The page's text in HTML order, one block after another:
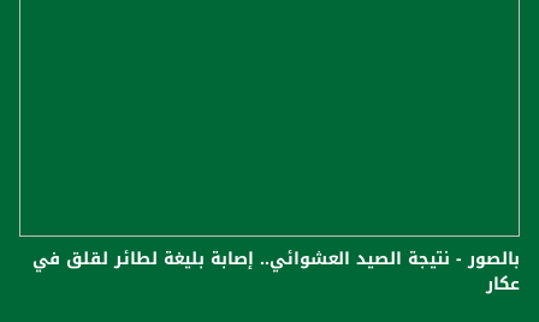
بالصور - نتيجة الصيد العشوائي.. إصابة بليغة لطائر لقلق في
عكار